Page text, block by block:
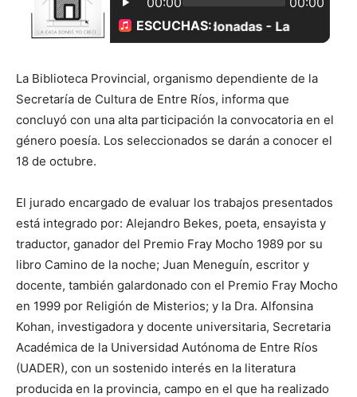
La Biblioteca Provincial, organismo dependiente de la
Secretaría de Cultura de Entre Ríos, informa que
concluyó con una alta participación la convocatoria en el
género poesía. Los seleccionados se darán a conocer el
18 de octubre.
El jurado encargado de evaluar los trabajos presentados
está integrado por: Alejandro Bekes, poeta, ensayista y
traductor, ganador del Premio Fray Mocho 1989 por su
libro Camino de la noche; Juan Meneguín, escritor y
docente, también galardonado con el Premio Fray Mocho
en 1999 por Religión de Misterios; y la Dra. Alfonsina
Kohan, investigadora y docente universitaria, Secretaria
Académica de la Universidad Autónoma de Entre Ríos
(UADER), con un sostenido interés en la literatura
producida en la provincia, campo en el que ha realizado